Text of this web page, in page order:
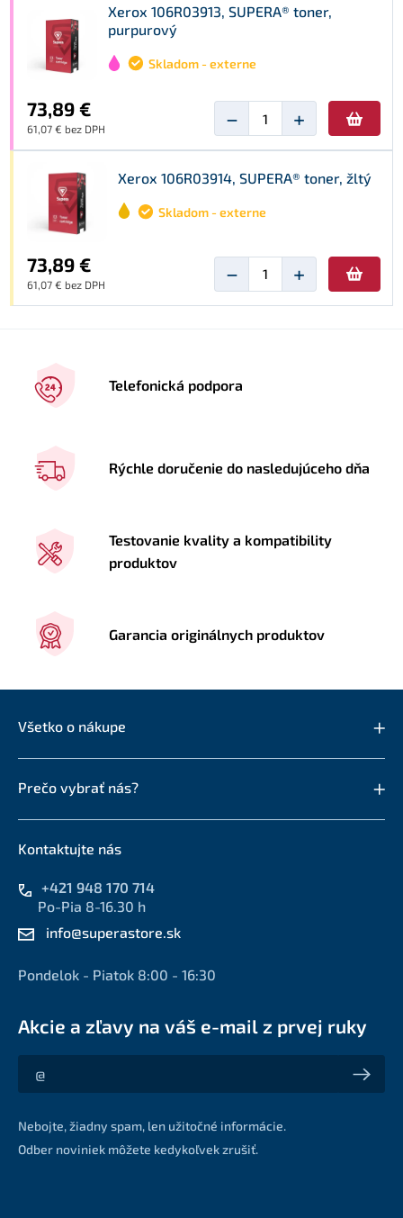
Xerox 106R03913, SUPERA® toner,
purpurový
Skladom - externe
73,89 €
61,07 € bez DPH − +
Xerox 106R03914, SUPERA® toner, žltý
Skladom - externe
73,89 €
61,07 € bez DPH − +
Telefonická podpora
Rýchle doručenie do nasledujúceho dňa
Testovanie kvality a kompatibility
produktov
Garancia originálnych produktov
Všetko o nákupe
Prečo vybrať nás?
Kontaktujte nás
+421 948 170 714
Po-Pia 8-16.30 h
info@superastore.sk
Pondelok - Piatok 8:00 - 16:30
Akcie a zľavy na váš e-mail z prvej ruky
Akcie a zľavy na váš e-mail z prvej ruky
Nebojte, žiadny spam, len užitočné informácie.
Odber noviniek môžete kedykoľvek zrušiť.